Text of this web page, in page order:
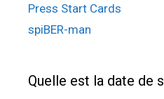
Press Start Cards
spiBER-man
Quelle est la date de